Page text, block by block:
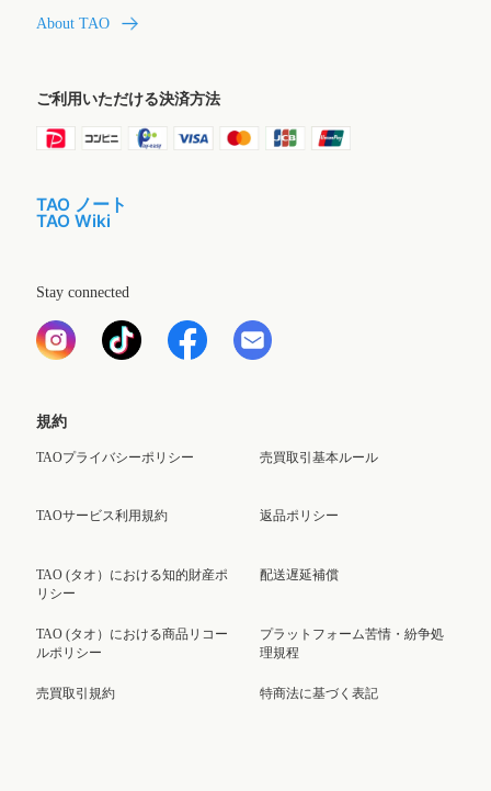
About TAO
ご利用いただける決済方法
TAO ノート
TAO Wiki
Stay connected
規約
TAOプライバシーポリシー
TAOサービス利用規約
TAO (タオ）における知的財産ポ
リシー
TAO (タオ）における商品リコー
ルポリシー
売買取引規約
売買取引基本ルール
返品ポリシー
配送遅延補償
プラットフォーム苦情・紛争処
理規程
特商法に基づく表記